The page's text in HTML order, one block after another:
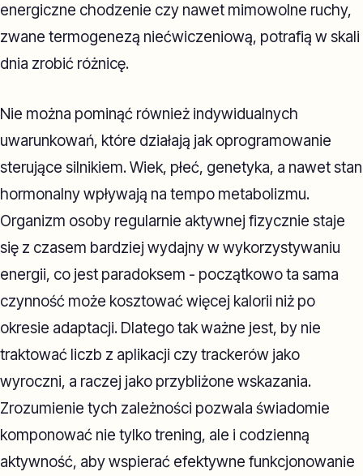
energiczne chodzenie czy nawet mimowolne ruchy,
zwane termogenezą niećwiczeniową, potrafią w skali
dnia zrobić różnicę.
Nie można pominąć również indywidualnych
uwarunkowań, które działają jak oprogramowanie
sterujące silnikiem. Wiek, płeć, genetyka, a nawet stan
hormonalny wpływają na tempo metabolizmu.
Organizm osoby regularnie aktywnej fizycznie staje
się z czasem bardziej wydajny w wykorzystywaniu
energii, co jest paradoksem - początkowo ta sama
czynność może kosztować więcej kalorii niż po
okresie adaptacji. Dlatego tak ważne jest, by nie
traktować liczb z aplikacji czy trackerów jako
wyroczni, a raczej jako przybliżone wskazania.
Zrozumienie tych zależności pozwala świadomie
komponować nie tylko trening, ale i codzienną
aktywność, aby wspierać efektywne funkcjonowanie